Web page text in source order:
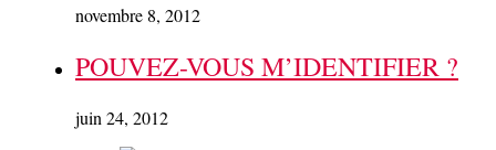
novembre 8, 2012
POUVEZ-VOUS M’IDENTIFIER ?
juin 24, 2012